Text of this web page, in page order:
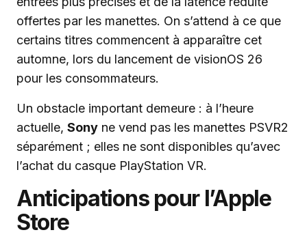
offertes par les manettes. On s’attend à ce que
certains titres commencent à apparaître cet
automne, lors du lancement de visionOS 26
pour les consommateurs.
Un obstacle important demeure : à l’heure
actuelle, Sony ne vend pas les manettes PSVR2
séparément ; elles ne sont disponibles qu’avec
l’achat du casque PlayStation VR.
Anticipations pour l’Apple
Store